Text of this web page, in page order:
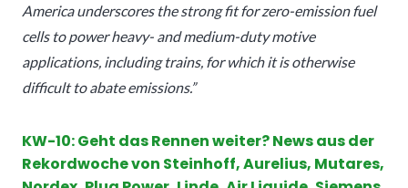
America underscores the strong fit for zero-emission fuel
cells to power heavy- and medium-duty motive
applications, including trains, for which it is otherwise
difficult to abate emissions.”
KW-10: Geht das Rennen weiter? News aus der
Rekordwoche von Steinhoff, Aurelius, Mutares,